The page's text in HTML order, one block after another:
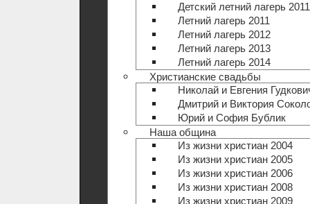
Детский летний лагерь 2011
Летний лагерь 2011
Летний лагерь 2012
Летний лагерь 2013
Летний лагерь 2014
Христианские свадьбы
Николай и Евгения
Дмитрий и Виктория
Юрий и София Бублик
Наша община
Из жизни христиан 2004
Из жизни христиан 2005
Из жизни христиан 2006
Из жизни христиан 2008
Из жизни христиан 2009